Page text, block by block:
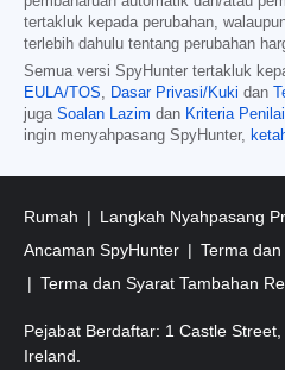
tertakluk kepada perubahan,
terlebih dahulu tentang perubahan
Semua versi SpyHunter tertakluk
EULA/TOS
Dasar Privasi/Kuki dan
juga Soalan Lazim dan Kriteria
ingin menyahpasang SpyHunter,
Rumah Langkah Nyahpasang
Ancaman SpyHunter
Terma
Terma dan Syarat Tambahan
Pejabat Berdaftar: 1 Castle
Ireland.